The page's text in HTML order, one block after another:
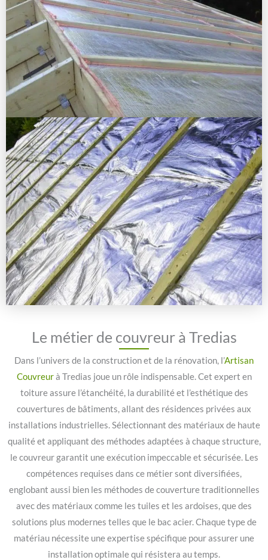
Le métier de couvreur à Tredias
Dans l’univers de la construction et de la rénovation, l’Artisan
Couvreurà Tredias joue un rôle indispensable. Cet expert en
toiture assure l’étanchéité, la durabilité et l’esthétique des
couvertures de bâtiments, allant des résidences privées aux
installations industrielles. Sélectionnant des matériaux de haute
qualité et appliquant des méthodes adaptées à chaque structure,
le couvreur garantit une exécution impeccable et sécurisée. Les
compétences requises dans ce métier sont diversifiées,
englobant aussi bien les méthodes de couverture traditionnelles
avec des matériaux comme les tuiles et les ardoises, que des
solutions plus modernes telles que le bac acier. Chaque type de
matériau nécessite une expertise spécifique pour assurer une
installation optimale qui résistera au temps.